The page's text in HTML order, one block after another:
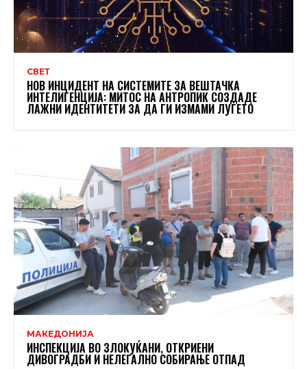
СВЕТ
НОВ ИНЦИДЕНТ НА СИСТЕМИТЕ ЗА ВЕШТАЧКА
ИНТЕЛИГЕНЦИЈА: МИТОС НА АНТРОПИК СОЗДАДЕ
ЛАЖНИ ИДЕНТИТЕТИ ЗА ДА ГИ ИЗМАМИ ЛУЃЕТО
МАКЕДОНИЈА
ИНСПЕКЦИЈА ВО ЗЛОКУЌАНИ, ОТКРИЕНИ
ДИВОГРАДБИ И НЕЛЕГАЛНО СОБИРАЊЕ ОТПАД